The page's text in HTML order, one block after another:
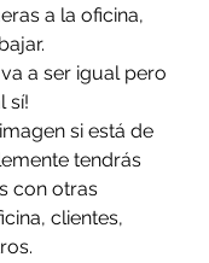
a la oficina,
a ser igual pero
sí!
si está de
tendrás
con otras
clientes,